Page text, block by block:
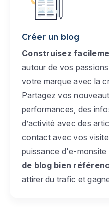
Créer un blog
Construisez
autour de vos
votre marque avec la
Partagez vos
performances, des
d’activité avec des
contact avec vos
puissance d'e-monsite
de blog bien
attirer du trafic et